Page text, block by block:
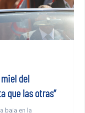
del
que las otras”
baja en la